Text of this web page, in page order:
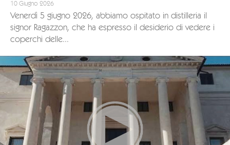
10 Giugno 2026
Venerdì 5 giugno 2026, abbiamo ospitato in distilleria il
signor Ragazzon, che ha espresso il desiderio di vedere i
coperchi delle...